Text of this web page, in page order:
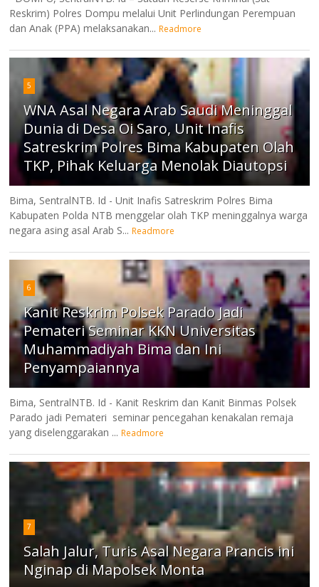
Reskrim) Polres Dompu melalui Unit Perlindungan Perempuan
dan Anak (PPA) melaksanakan... Readmore
5
WNA Asal Negara Arab Saudi Meninggal
Dunia di Desa Oi Saro, Unit Inafis
Satreskrim Polres Bima Kabupaten Olah
TKP, Pihak Keluarga Menolak Diautopsi
Bima, SentralNTB. Id - Unit Inafis Satreskrim Polres Bima
Kabupaten Polda NTB menggelar olah TKP meninggalnya warga
negara asing asal Arab S... Readmore
6
Kanit Reskrim Polsek Parado Jadi
Pemateri Seminar KKN Universitas
Muhammadiyah Bima dan Ini
Penyampaiannya
Bima, SentralNTB. Id - Kanit Reskrim dan Kanit Binmas Polsek
Parado jadi Pemateri seminar pencegahan kenakalan remaja
yang diselenggarakan ... Readmore
7
Salah Jalur, Turis Asal Negara Prancis ini
Nginap di Mapolsek Monta